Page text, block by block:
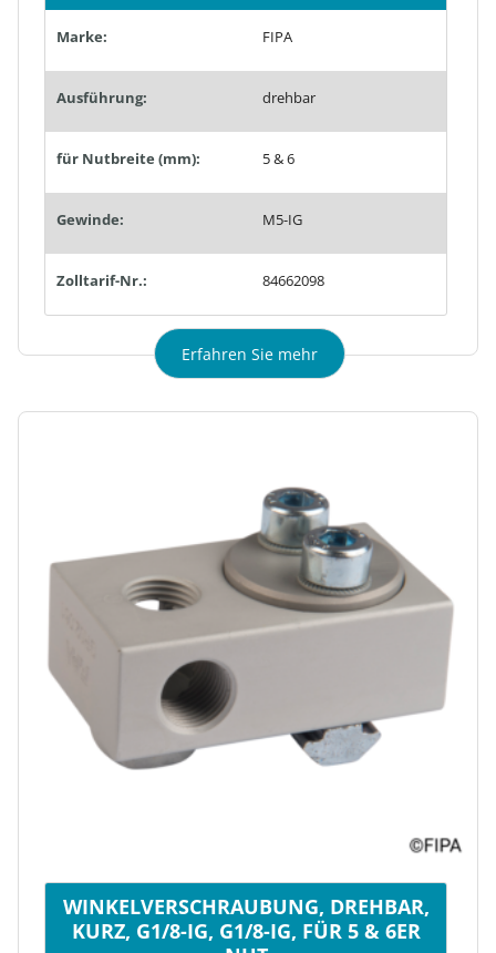
Marke: FIPA
Ausführung: drehbar
für Nutbreite (mm): 5 & 6
Gewinde: M5-IG
Zolltarif-Nr.: 84662098
Erfahren Sie mehr
WINKELVERSCHRAUBUNG, DREHBAR,
KURZ, G1/8-IG, G1/8-IG, FÜR 5 & 6ER